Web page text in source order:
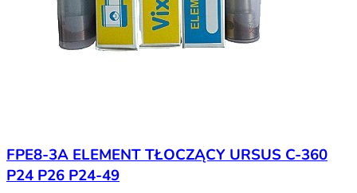
FPE8-3A ELEMENT TŁOCZĄCY URSUS C-360
P24 P26 P24-49